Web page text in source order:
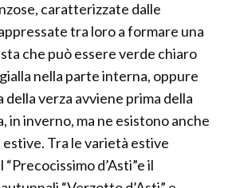
caratterizzate dalle
tra loro a formare una
che può essere verde chiaro
nella parte interna, oppure
della verza avviene prima della
in inverno, ma ne esistono anche
Tra le varietà estive
d’Asti”e il